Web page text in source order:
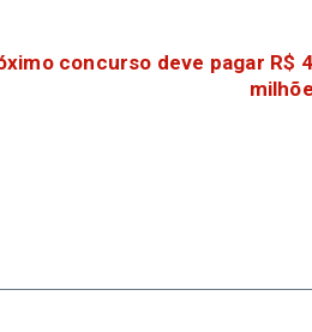
concurso deve pagar R$